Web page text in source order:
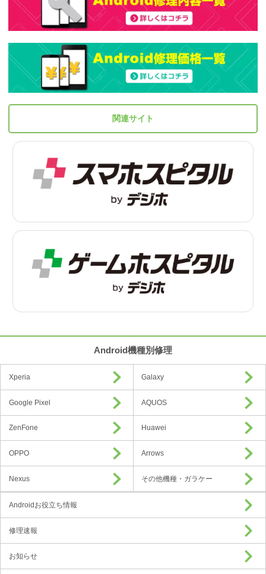
関連サイト
Android機種別修理
Xperia Galaxy
Google Pixel AQUOS
ZenFone Huawei
OPPO Arrows
Nexus その他機種・ガラケー
Androidお役立ち情報
修理速報
お知らせ